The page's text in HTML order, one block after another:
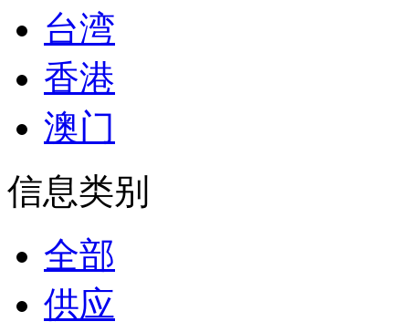
台湾
香港
澳门
信息类别
全部
供应